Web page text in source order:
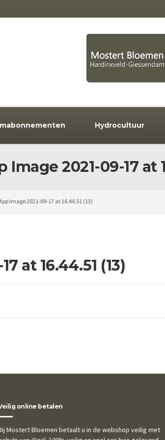
Hydrocultuur
2021-09-17 at
Image 2021-09-17 at 16.44.51 (13)
at 16.44.51 (13)
online betalen
Mostert Bloemen betaalt u in de webshop veilig met